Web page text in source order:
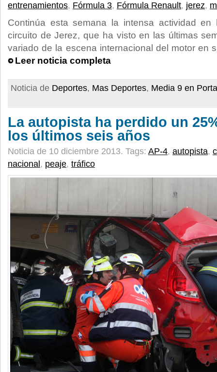
entrenamientos, Fórmula 3, Fórmula Renault, jerez,
Continúa esta semana la intensa actividad en
circuito de Jerez, que ha visto en las últimas
variado de la escena internacional del motor en
Leer noticia completa
Noticia de Deportes, Mas Deportes, Media 9 en
La autopista ha perdido un
los últimos seis años
Noticia de 10 diciembre 2013. Tags: AP-4, autopista,
nacional , peaje, tráfico